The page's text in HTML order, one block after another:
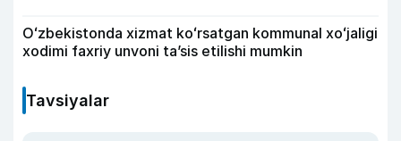
Oʻzbekistonda xizmat koʻrsatgan kommunal xoʻjaligi
xodimi faxriy unvoni taʼsis etilishi mumkin
Tavsiyalar